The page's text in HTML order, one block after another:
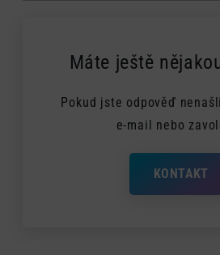
Máte ještě
Pokud jste odpověď
e-mail nebo
KONTAKT